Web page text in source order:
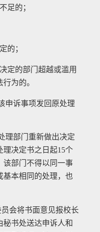
足的；
的；
定的部门超越或滥用
为的。
申诉事项发回原处理
理部门重新做出决定
理决定书之日起15个
该部门不得以同一事
基本相同的处理，也
会将书面意见报校长
秘书处送达申诉人和